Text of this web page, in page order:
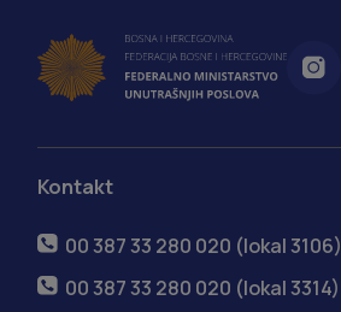
Kontakt
00 387 33 280 020 (lokal 3106)
00 387 33 280 020 (lokal 3314)